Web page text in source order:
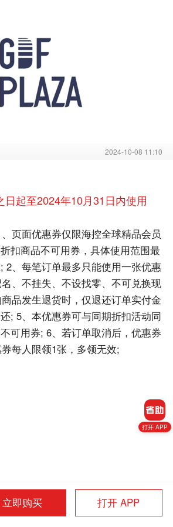
2024-10-08 11:10
日起至2024年10月31日内使用
页面优惠券仅限海控全球精品会员
扣商品不可用券，具体使用范围最
2、每笔订单最多只能使用一张优惠
、不挂失、不设找零、不可兑换现
品发生退货时，仅退还订单实付金
; 5、本优惠券可与同期折扣活动同
可用券; 6、若订单取消后，优惠券
每人限领1张，多领无效;
打开 APP
立即购买 打开 APP